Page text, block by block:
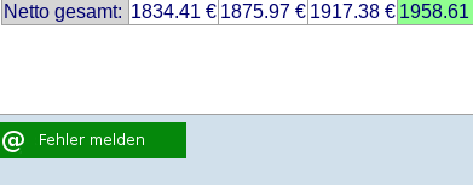
Netto gesamt: 1834.41 € 1875.97 € 1917.38 € 1958.61